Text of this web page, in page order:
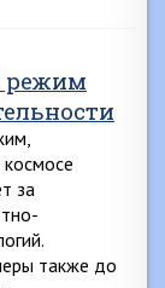
режим
за
также до